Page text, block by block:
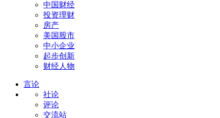
中国财经
投资理财
房产
美国股市
中小企业
起步创新
财经人物
言论
社论
评论
交流站